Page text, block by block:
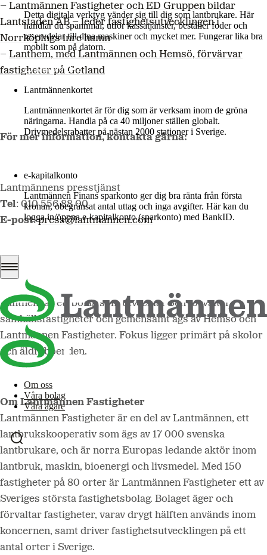
Detta digitala verktyg vänder sig till dig som lantbrukare. Här
handlar du spannmål, utför kassatjänster, beställer foder och
reservdelar till dina maskiner och mycket mer. Fungerar lika bra
mobilt som på datorn.
Mer om LM2
Lantmännenkortet
Lantmännenkortet är för dig som är verksam inom de gröna
näringarna. Handla på ca 40 miljoner ställen globalt.
Drivmedelsrabatter på nästan 2000 stationer i Sverige.
e-kapitalkonto
Lantmännen Finans sparkonto ger dig bra ränta från första
kronan, obegränsat antal uttag och inga avgifter. Här kan du
logga in/öppna e-kapitalkonto (sparkonto) med BankID.
Om oss
Våra bolag
Våra ägare
– Lantmännen Fastigheter och ED Gruppen bildar
Lantstaden AB – leder fastighetsutvecklingen i
Norrköpings inre hamn
– Lanthem, med Lantmännen och Hemsö, förvärvar
fastigheter på Gotland
För mer information, kontakta gärna:
Lantmännens presstjänst
Tel: 010 556 88 00
E-post:press@lantmannen.com
Om Lanthem
Lanthem är ett bolag som utvecklar och förvaltar
samhällsfastigheter och gemensamt ägs av Hemsö och
Lantmännen Fastigheter. Fokus ligger primärt på skolor
och äldreboenden.
Om Lantmännen Fastigheter
Lantmännen Fastigheter är en del av Lantmännen, ett
lantbrukskooperativ som ägs av 17 000 svenska
lantbrukare, och är norra Europas ledande aktör inom
lantbruk, maskin, bioenergi och livsmedel. Med 150
fastigheter på 80 orter är Lantmännen Fastigheter ett av
Sveriges största fastighetsbolag. Bolaget äger och
förvaltar fastigheter, varav drygt hälften används inom
koncernen, samt driver fastighetsutvecklingen på ett
antal orter i Sverige.